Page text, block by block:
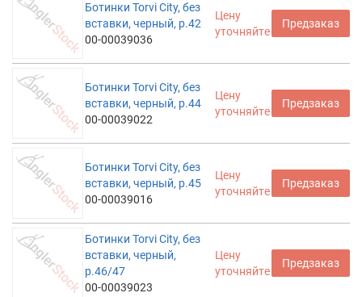
Ботинки Torvi City, без
вставки, черный, р.42
00-00039036
Цену
уточняйте
Предзаказ
Ботинки Torvi City, без
вставки, черный, р.44
00-00039022
Цену
уточняйте
Предзаказ
Ботинки Torvi City, без
вставки, черный, р.45
00-00039016
Цену
уточняйте
Предзаказ
Ботинки Torvi City, без
вставки, черный,
р.46/47
00-00039023
Цену
уточняйте
Предзаказ